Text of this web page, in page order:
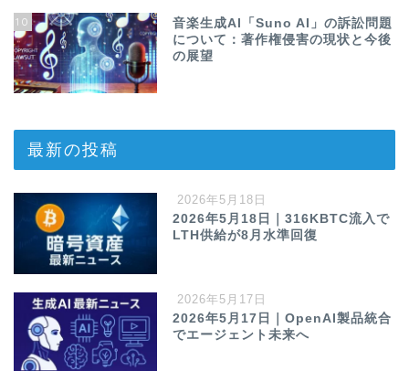
10
音楽生成AI「Suno AI」の訴訟問題
について：著作権侵害の現状と今後
の展望
最新の投稿
2026年5月18日
2026年5月18日｜316KBTC流入で
LTH供給が8月水準回復
2026年5月17日
2026年5月17日｜OpenAI製品統合
でエージェント未来へ